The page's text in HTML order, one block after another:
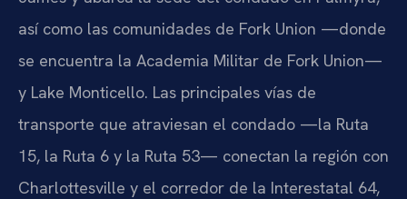
así como las comunidades de Fork Union —donde
se encuentra la Academia Militar de Fork Union—
y Lake Monticello. Las principales vías de
transporte que atraviesan el condado —la Ruta
15, la Ruta 6 y la Ruta 53— conectan la región con
Charlottesville y el corredor de la Interestatal 64,